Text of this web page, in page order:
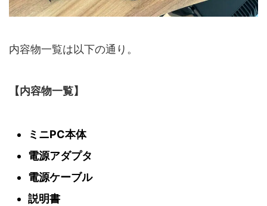
内容物一覧は以下の通り。
【内容物一覧】
ミニPC本体
電源アダプタ
電源ケーブル
説明書